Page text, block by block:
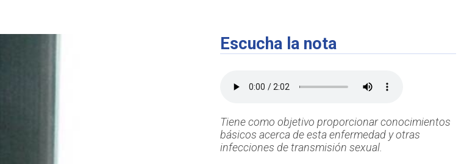
Escucha la nota
Tiene como objetivo proporcionar conocimientos
básicos acerca de esta enfermedad y otras
infecciones de transmisión sexual.